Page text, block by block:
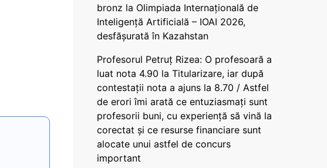
bronz la Olimpiada Internațională de
Inteligență Artificială – IOAI 2026,
desfășurată în Kazahstan
Profesorul Petruț Rizea: O profesoară a
luat nota 4.90 la Titularizare, iar după
contestații nota a ajuns la 8.70 / Astfel
de erori îmi arată ce entuziasmați sunt
profesorii buni, cu experiență să vină la
corectat și ce resurse financiare sunt
alocate unui astfel de concurs
important